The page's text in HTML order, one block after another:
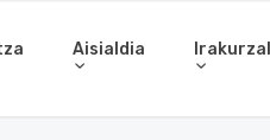
Aisialdia